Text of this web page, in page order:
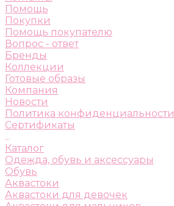
Помощь
Покупки
Помощь покупателю
Вопрос - ответ
Бренды
Коллекции
Готовые образы
Компания
Новости
Политика конфиденциальности
Сертификаты
...
Каталог
Одежда, обувь и аксессуары
Обувь
Аквастоки
Аквастоки для девочек